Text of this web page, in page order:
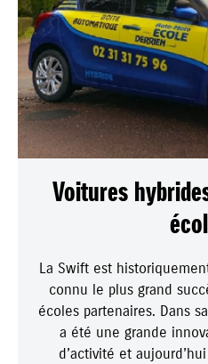
Voitures
La Swift est
connu le plus grand
écoles partenaires. Dans
a été une grande
d’activité et